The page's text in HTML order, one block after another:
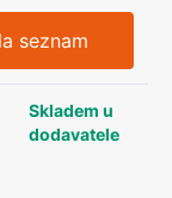
seznam
Skladem u
dodavatele